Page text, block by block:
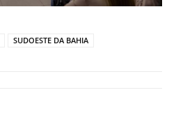
SUDOESTE DA BAHIA